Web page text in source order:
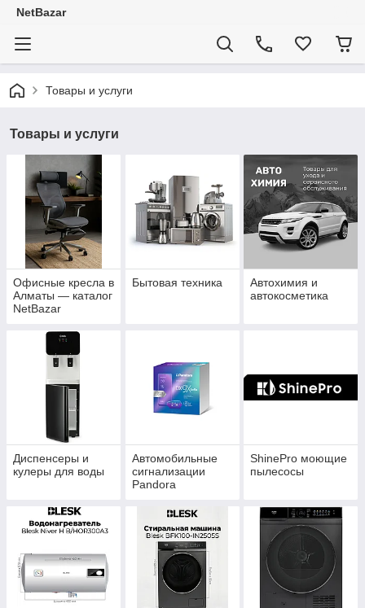
NetBazar
Товары и услуги
Товары и услуги
Офисные кресла в
Алматы — каталог
NetBazar
Бытовая техника
Автохимия и
автокосметика
Диспенсеры и
кулеры для воды
Автомобильные
сигнализации
Pandora
ShinePro моющие
пылесосы